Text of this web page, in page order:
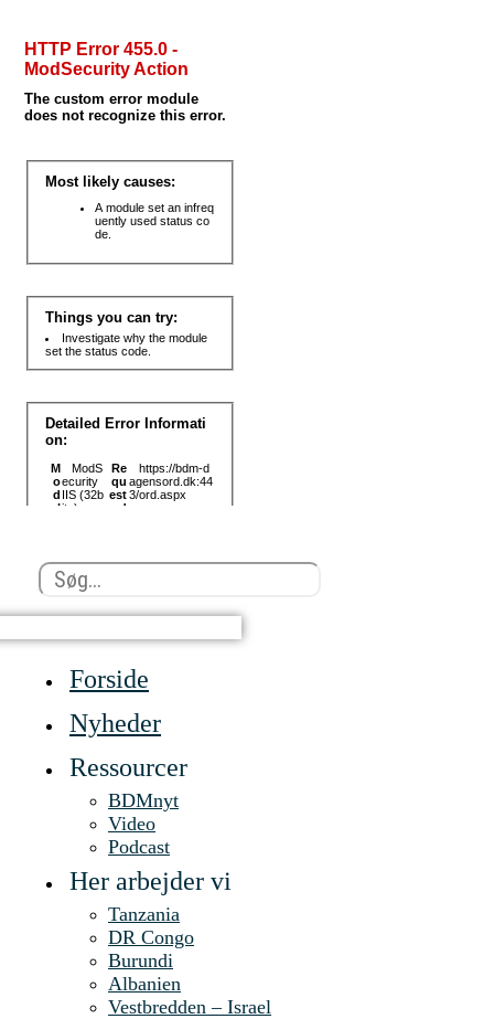
Search
...
Forside
Nyheder
Ressourcer
BDMnyt
Video
Podcast
Her arbejder vi
Tanzania
DR Congo
Burundi
Albanien
Vestbredden – Israel